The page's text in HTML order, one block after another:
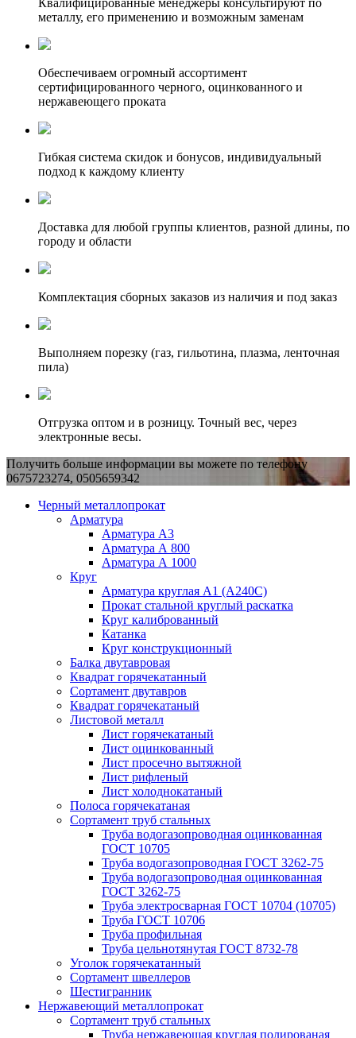
Квалифицированные менеджеры консультируют по
металлу, его применению и возможным заменам
Обеспечиваем огромный ассортимент
сертифицированного черного, оцинкованного и
нержавеющего проката
Гибкая система скидок и бонусов, индивидуальный
подход к каждому клиенту
Доставка для любой группы клиентов, разной длины, по
городу и области
Комплектация сборных заказов из наличия и под заказ
Выполняем порезку (газ, гильотина, плазма, ленточная
пила)
Отгрузка оптом и в розницу. Точный вес, через
электронные весы.
Получить больше информации вы можете по телефону
0675723274, 0505659342
Черный металлопрокат
Арматура
Арматура А3
Арматура А 800
Арматура А 1000
Круг
Арматура круглая А1 (А240C)
Прокат стальной круглый раскатка
Круг калиброванный
Катанка
Круг конструкционный
Балка двутавровая
Квадрат горячекатанный
Сортамент двутавров
Квадрат горячекатаный
Листовой металл
Лист горячекатаный
Лист оцинкованный
Лист просечно вытяжной
Лист рифленый
Лист холоднокатаный
Полоса горячекатаная
Сортамент труб стальных
Труба водогазопроводная оцинкованная
ГОСТ 10705
Труба водогазопроводная ГОСТ 3262-75
Труба водогазопроводная оцинкованная
ГОСТ 3262-75
Труба электросварная ГОСТ 10704 (10705)
Труба ГОСТ 10706
Труба профильная
Труба цельнотянутая ГОСТ 8732-78
Уголок горячекатанный
Сортамент швеллеров
Шестигранник
Нержавеющий металлопрокат
Сортамент труб стальных
Труба нержавеющая круглая полированая